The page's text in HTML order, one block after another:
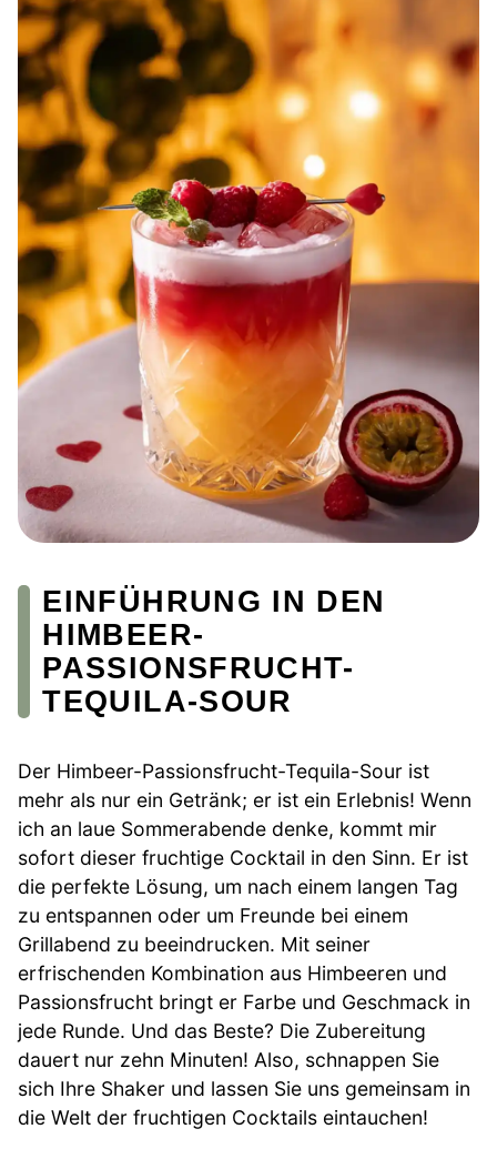
EINFÜHRUNG IN DEN
HIMBEER-
PASSIONSFRUCHT-
TEQUILA-SOUR
Der Himbeer-Passionsfrucht-Tequila-Sour ist
mehr als nur ein Getränk; er ist ein Erlebnis! Wenn
ich an laue Sommerabende denke, kommt mir
sofort dieser fruchtige Cocktail in den Sinn. Er ist
die perfekte Lösung, um nach einem langen Tag
zu entspannen oder um Freunde bei einem
Grillabend zu beeindrucken. Mit seiner
erfrischenden Kombination aus Himbeeren und
Passionsfrucht bringt er Farbe und Geschmack in
jede Runde. Und das Beste? Die Zubereitung
dauert nur zehn Minuten! Also, schnappen Sie
sich Ihre Shaker und lassen Sie uns gemeinsam in
die Welt der fruchtigen Cocktails eintauchen!